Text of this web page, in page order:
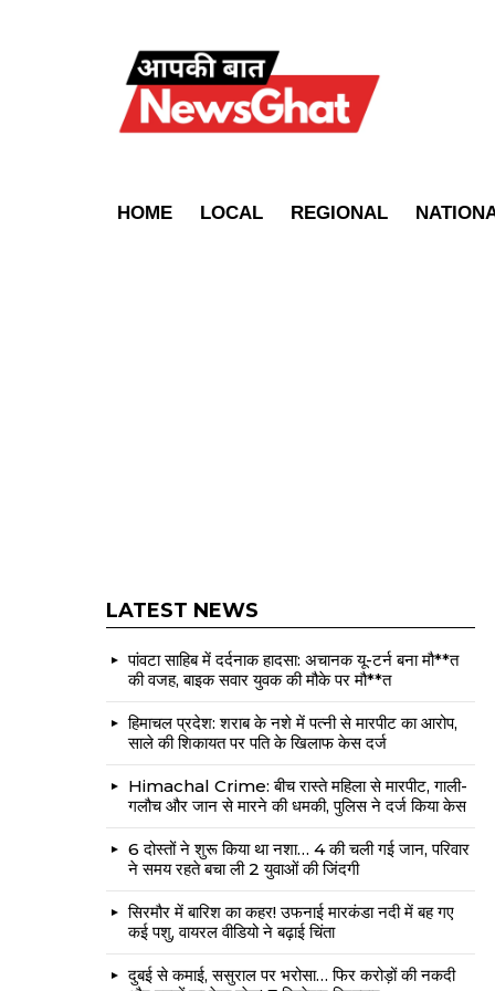
HOME LOCAL REGIONAL
LATEST NEWS
पांवटा साहिब में दर्दनाक हादसा: अचानक यू-टर्न बना मौ**त
की वजह, बाइक सवार युवक की मौके पर मौ**त
हिमाचल प्रदेश: शराब के नशे में पत्नी से मारपीट का आरोप,
साले की शिकायत पर पति के खिलाफ केस दर्ज
Himachal Crime: बीच रास्ते महिला से मारपीट, गाली-
गलौच और जान से मारने की धमकी, पुलिस ने दर्ज किया केस
6 दोस्तों ने शुरू किया था नशा… 4 की चली गई जान, परिवार
ने समय रहते बचा ली 2 युवाओं की जिंदगी
सिरमौर में बारिश का कहर! उफनाई मारकंडा नदी में बह गए
कई पशु, वायरल वीडियो ने बढ़ाई चिंता
दुबई से कमाई, ससुराल पर भरोसा… फिर करोड़ों की नकदी